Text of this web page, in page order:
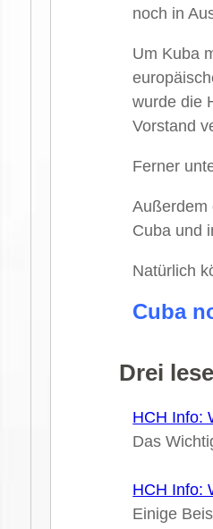
noch in
Um Kuba
wurde die
Vorstand
Ferner
Cuba und
Natürlich
Cuba
Drei
HCH Info:
Das
HCH Info:
Einige